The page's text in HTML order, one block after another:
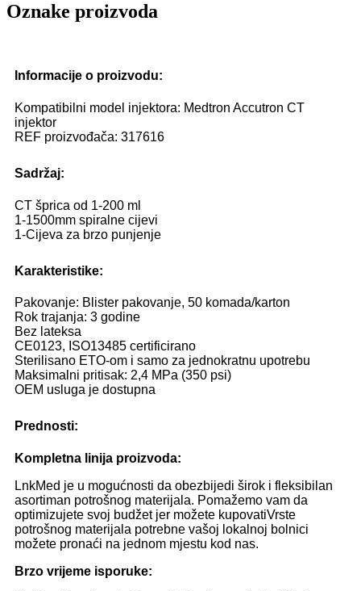
Oznake proizvoda
Informacije o proizvodu:
Kompatibilni model injektora: Medtron Accutron CT
injektor
REF proizvođača: 317616
Sadržaj:
CT šprica od 1-200 ml
1-1500mm spiralne cijevi
1-Cijeva za brzo punjenje
Karakteristike:
Pakovanje: Blister pakovanje, 50 komada/karton
Rok trajanja: 3 godine
Bez lateksa
CE0123, ISO13485 certificirano
Sterilisano ETO-om i samo za jednokratnu upotrebu
Maksimalni pritisak: 2,4 MPa (350 psi)
OEM usluga je dostupna
Prednosti:
Kompletna linija proizvoda:
LnkMed je u mogućnosti da obezbijedi širok i fleksibilan
asortiman potrošnog materijala. Pomažemo vam da
optimizujete svoj budžet jer možete kupovatiVrste
potrošnog materijala potrebne vašoj lokalnoj bolnici
možete pronaći na jednom mjestu kod nas.
Brzo vrijeme isporuke: